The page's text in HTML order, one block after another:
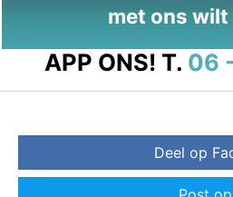
met ons wilt
APP ONS! T. 06
Deel op